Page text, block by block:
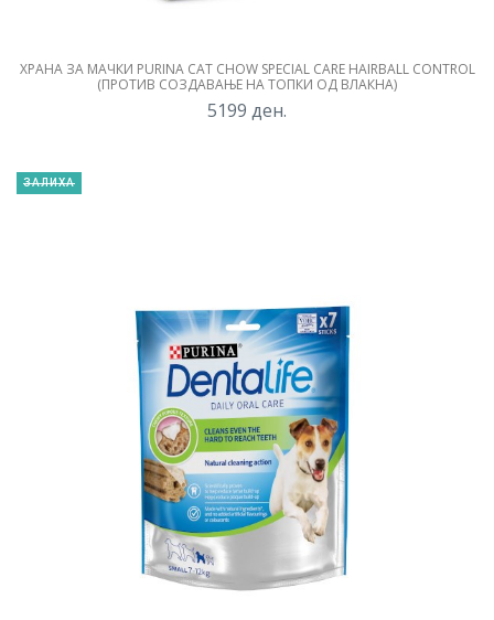
ХРАНА ЗА МАЧКИ PURINA CAT CHOW SPECIAL CARE HAIRBALL CONTROL
(ПРОТИВ СОЗДАВАЊЕ НА ТОПКИ ОД ВЛАКНА)
5199 ден.
ЗАЛИХА